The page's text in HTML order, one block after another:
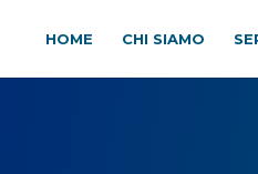
HOME CHI SIAMO